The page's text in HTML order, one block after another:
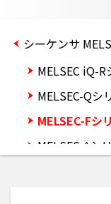
シーケンサ
MELSEC iQ-R
MELSEC-Qシ
MELSEC-Fシ
MELSEC-Aシ